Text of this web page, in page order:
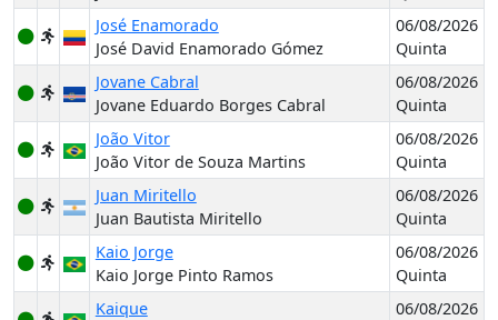
José Enamorado
José David Enamorado Gómez
06/08/2026
Quinta
Jovane Cabral
Jovane Eduardo Borges Cabral
06/08/2026
Quinta
João Vitor
João Vitor de Souza Martins
06/08/2026
Quinta
Juan Miritello
Juan Bautista Miritello
06/08/2026
Quinta
Kaio Jorge
Kaio Jorge Pinto Ramos
06/08/2026
Quinta
Kaique
06/08/2026